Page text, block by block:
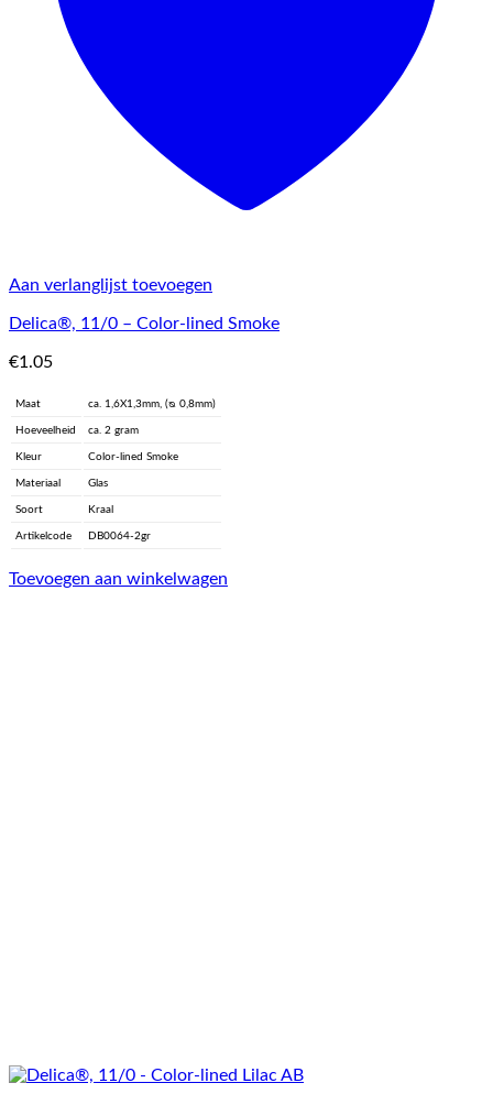
Aan verlanglijst toevoegen
Delica®, 11/0 – Color-lined Smoke
€1.05
Maat ca. 1,6X1,3mm, (ᴓ 0,8mm)
Hoeveelheid ca. 2 gram
Kleur Color-lined Smoke
Materiaal Glas
Soort Kraal
Artikelcode DB0064-2gr
Toevoegen aan winkelwagen